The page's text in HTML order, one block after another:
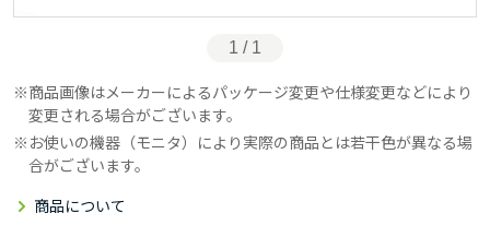
1 / 1
商品画像はメーカーによるパッケージ変更や仕様変更などにより
変更される場合がございます。
お使いの機器（モニタ）により実際の商品とは若干色が異なる場
合がございます。
商品について